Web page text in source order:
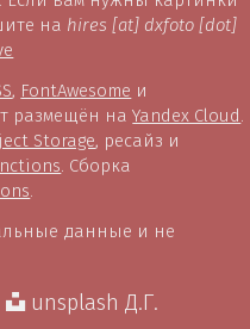
на hires [at] dxfoto [dot]
, FontAwesome и
размещён наYandex Cloud .
Storage, ресайз и
. Сборка
.
данные и не
unsplash Д.Г.